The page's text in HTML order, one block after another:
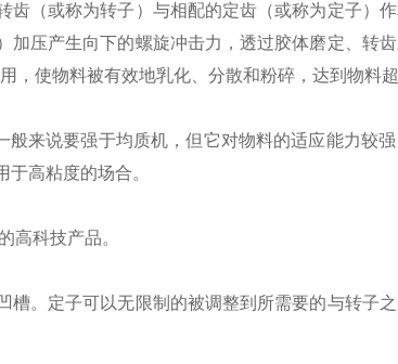
齿（或称为转子）与相配的定齿（或称为定子）
加压产生向下的螺旋冲击力，透过胶体磨定、转
，使物料被有效地乳化、分散和粉碎，达到物料
般来说要强于均质机 ，但它对物料的适应能力较
高粘度的场合。
高科技产品。
槽。定子可以无限制的被调整到所需要的与转子